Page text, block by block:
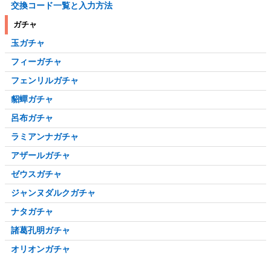
交換コード一覧と入力方法
ガチャ
玉ガチャ
フィーガチャ
フェンリルガチャ
貂蟬ガチャ
呂布ガチャ
ラミアンナガチャ
アザールガチャ
ゼウスガチャ
ジャンヌダルクガチャ
ナタガチャ
諸葛孔明ガチャ
オリオンガチャ